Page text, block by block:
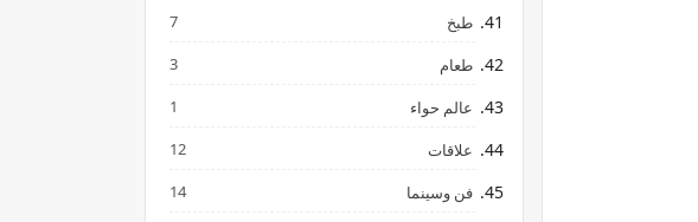
طبخ 7
طعام 3
عالم حواء 1
علاقات 12
فن وسينما 14